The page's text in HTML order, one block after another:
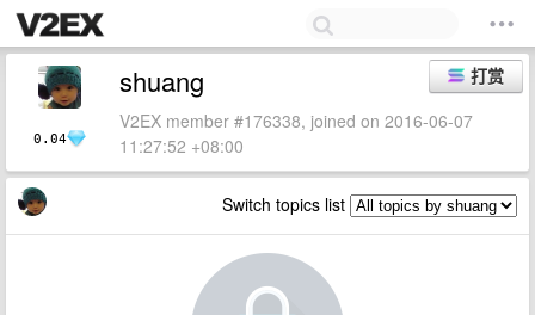
0.04
打赏
shuang
V2EX member #176338, joined on 2016-06-07
11:27:52 +08:00
Switch topics list